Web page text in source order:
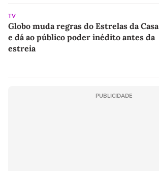
TV
Globo muda regras do Estrelas da Casa
e dá ao público poder inédito antes da
estreia
PUBLICIDADE